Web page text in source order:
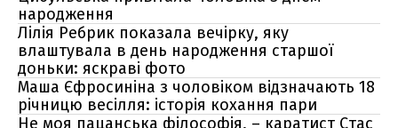
народження
Лілія Ребрик показала вечірку, яку
влаштувала в день народження старшої
доньки: яскраві фото
Маша Єфросиніна з чоловіком відзначають 18
річницю весілля: історія кохання пари
Не моя пацанська філософія, – каратист Стас